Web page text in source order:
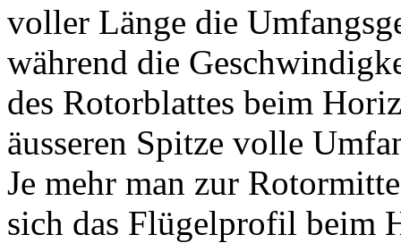
voller Länge die
während die
des Rotorblattes beim
äusseren Spitze volle
Je mehr man zur
sich das Flügelprofil beim